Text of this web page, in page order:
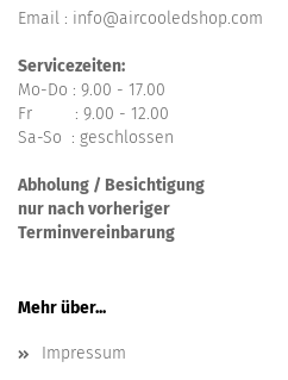
Email : info@aircooledshop.com
Servicezeiten:
Mo-Do : 9.00 - 17.00
Fr : 9.00 - 12.00
Sa-So : geschlossen
Abholung / Besichtigung
nur nach vorheriger
Terminvereinbarung
Mehr über...
Impressum